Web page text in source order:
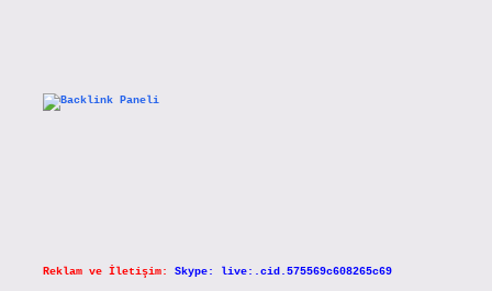
Reklam ve İletişim: Skype: live:.cid.575569c608265c69